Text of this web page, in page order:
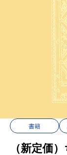
書籍
（新定価